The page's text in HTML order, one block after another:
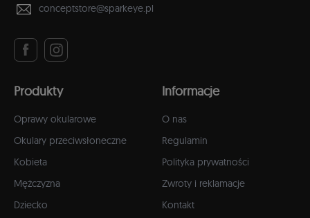
conceptstore@sparkeye.pl
Produkty
Oprawy okularowe
Okulary przeciwsłoneczne
Kobieta
Mężczyzna
Dziecko
Informacje
O nas
Regulamin
Polityka prywatności
Zwroty i reklamacje
Kontakt